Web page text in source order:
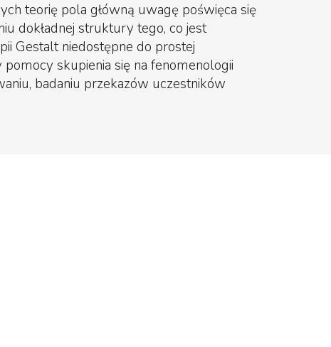
teorię pola główną uwagę poświęca się
dokładnej struktury tego, co jest
Gestalt niedostępne do prostej
skupienia się na fenomenologii
badaniu przekazów uczestników